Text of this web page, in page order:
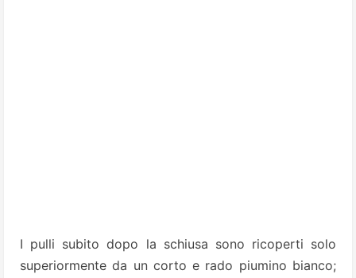
I pulli subito dopo la schiusa sono ricoperti solo
superiormente da un corto e rado piumino bianco;